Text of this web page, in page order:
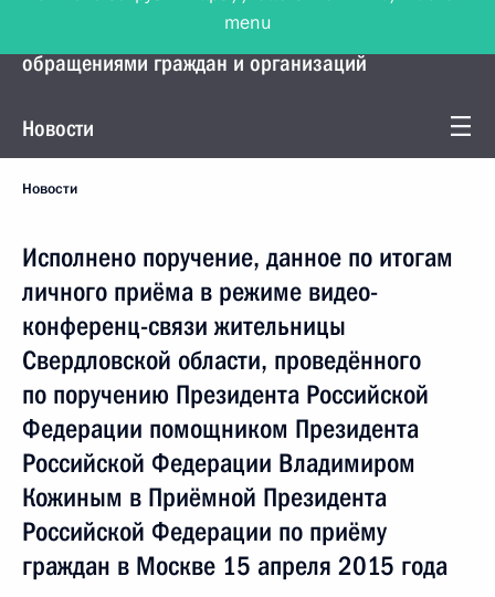
Управление Президента по работе с
обращениями граждан и организаций
Новости
Новости
Исполнено поручение, данное по итогам
личного приёма в режиме видео-
конференц-связи жительницы
Свердловской области, проведённого
по поручению Президента Российской
Федерации помощником Президента
Российской Федерации Владимиром
Кожиным в Приёмной Президента
Российской Федерации по приёму
граждан в Москве 15 апреля 2015 года
menu